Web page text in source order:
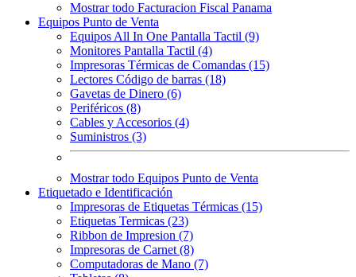
Mostrar todo Facturacion Fiscal Panama
Equipos Punto de Venta
Equipos All In One Pantalla Tactil (9)
Monitores Pantalla Tactil (4)
Impresoras Térmicas de Comandas (15)
Lectores Código de barras (18)
Gavetas de Dinero (6)
Periféricos (8)
Cables y Accesorios (4)
Suministros (3)
Mostrar todo Equipos Punto de Venta
Etiquetado e Identificación
Impresoras de Etiquetas Térmicas (15)
Etiquetas Termicas (23)
Ribbon de Impresion (7)
Impresoras de Carnet (8)
Computadoras de Mano (7)